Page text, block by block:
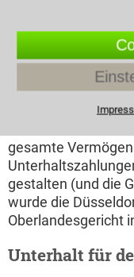
dies durch
Die
Zu beachten ist
Kindesunterhaltes,
gesamte
gestalten (und die
wurde die
Oberlandesgericht
Unterhalt für